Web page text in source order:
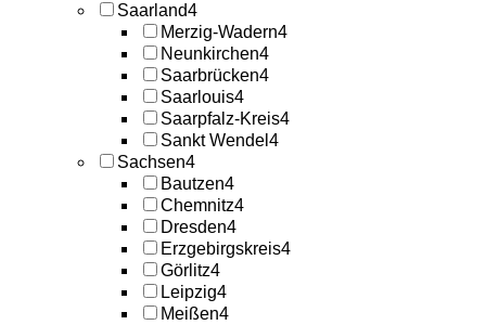
Saarland4
Merzig-Wadern4
Neunkirchen4
Saarbrücken4
Saarlouis4
Saarpfalz-Kreis4
Sankt Wendel 4
Sachsen4
Bautzen4
Chemnitz4
Dresden4
Erzgebirgskreis4
Görlitz4
Leipzig4
Meißen4